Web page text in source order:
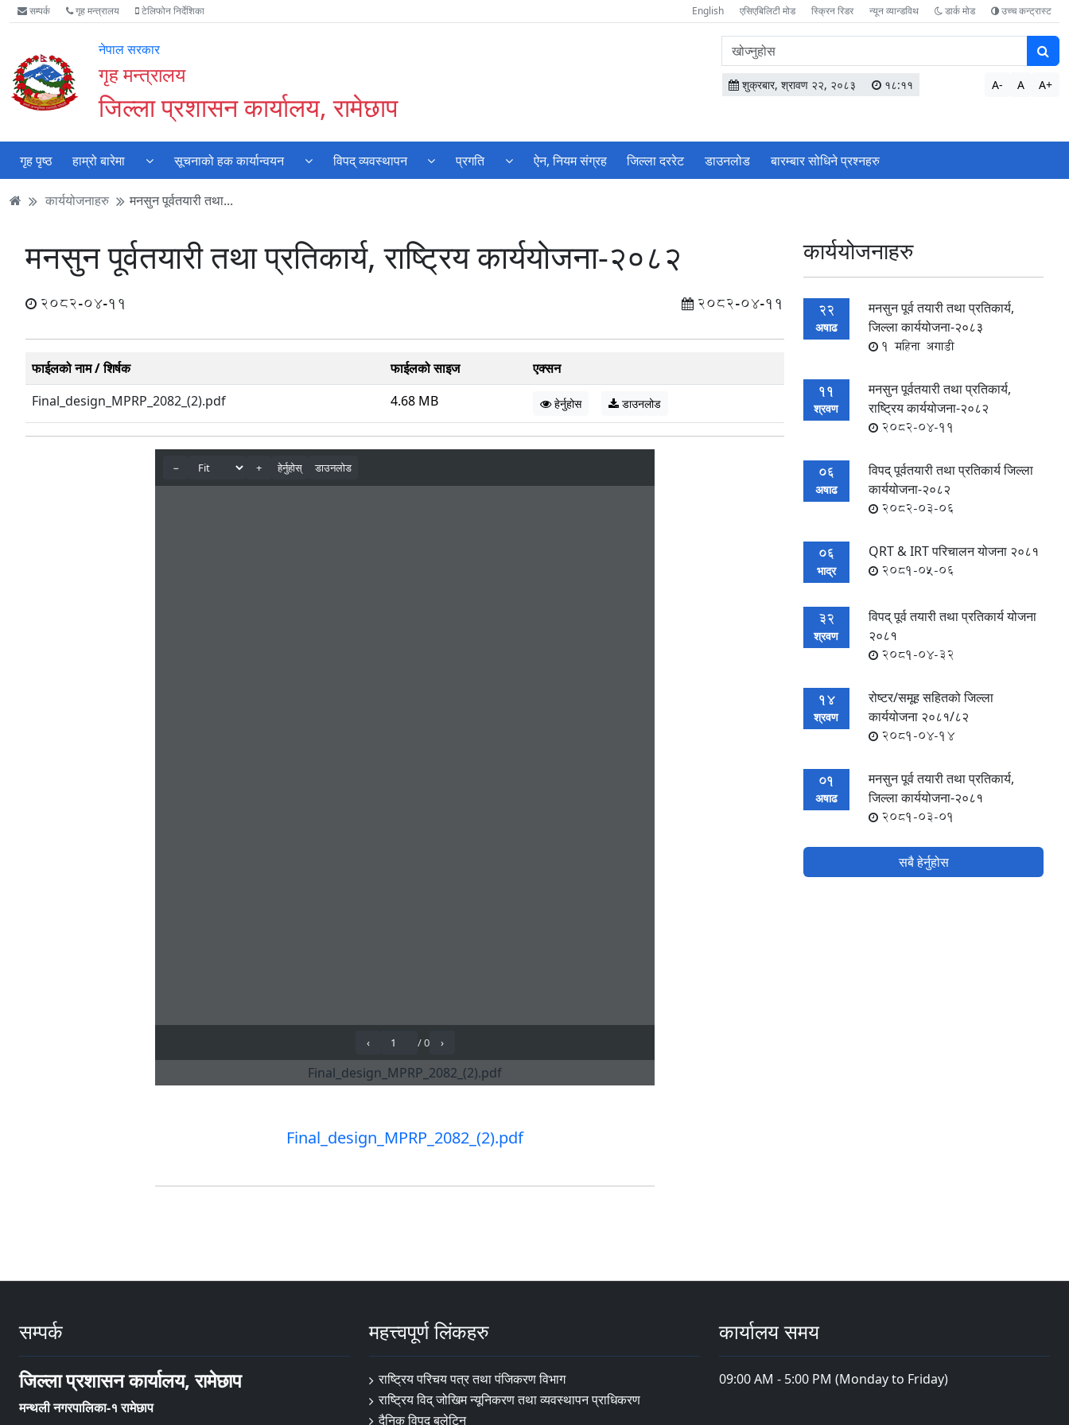
Accessibility
Mode
गर्नुहोस्
मुख्य
सामाग्री
मुख्य
नेभिगेसन
वेबसाइट
खोजमा
सम्पर्क गृह मन्त्रालय टेलिफोन निर्देशिका English एसिएबिलिटी मोड स्क्रिन रिडर न्यून व्यान्डविथ डार्क मोड उच्च कन्ट्रास्ट
नेपाल सरकार
गृह मन्त्रालय
जिल्ला प्रशासन कार्यालय, रामेछाप
वेबसाइटमा
सामग्री
खोज्नुहोस
शुक्रबार, श्रावण २२, २०८३ १८:११ A- A A+
गृह पृष्ठ हाम्रो बारेमा सूचनाको हक कार्यान्वयन विपद् व्यवस्थापन प्रगति ऐन, नियम संग्रह जिल्ला दररेट डाउनलोड बारम्बार सोधिने प्रश्‍नहरु
कार्ययोजनाहरु मनसुन पूर्वतयारी तथा...
मनसुन पूर्वतयारी तथा प्रतिकार्य, राष्ट्रिय कार्ययोजना-२०८२
2082-04-11 2082-04-11
फाईलको नाम / शिर्षक फाईलको साइज
एक्सन
Final_design_MPRP_2082_(2).pdf
4.68 MB हेर्नुहोस डाउनलोड
Final_design_MPRP_2082_(2).pdf
कार्ययोजनाहरु
22
अषाढ
मनसुन पूर्व तयारी तथा प्रतिकार्य,
जिल्ला कार्ययोजना-२०८३
1 महिना अगाडी
11
श्रवण
मनसुन पूर्वतयारी तथा प्रतिकार्य,
राष्ट्रिय कार्ययोजना-२०८२
2082-04-11
06
अषाढ
विपद् पूर्वतयारी तथा प्रतिकार्य जिल्ला
कार्ययोजना-२०८२
2082-03-06
06
भाद्र
QRT & IRT परिचालन योजना २०८१
2081-05-06
32
श्रवण
विपद् पूर्व तयारी तथा प्रतिकार्य योजना
२०८१
2081-04-32
14
श्रवण
रोष्टर/समूह सहितको जिल्ला
कार्ययोजना २०८१/८२
2081-04-14
01
अषाढ
मनसुन पूर्व तयारी तथा प्रतिकार्य,
जिल्ला कार्ययोजना-२०८१
2081-03-01
सबै हेर्नुहोस
सम्पर्क
जिल्ला प्रशासन कार्यालय, रामेछाप
मन्थली नगरपालिका-१ रामेछाप
महत्त्वपूर्ण लिंकहरु
राष्ट्रिय परिचय पत्र तथा पंजिकरण विभाग
राष्ट्रिय विद् जोखिम न्यूनिकरण तथा व्यवस्थापन प्राधिकरण
दैनिक विपद् बुलेटिन
कार्यालय समय
09:00 AM - 5:00 PM (Monday to Friday)